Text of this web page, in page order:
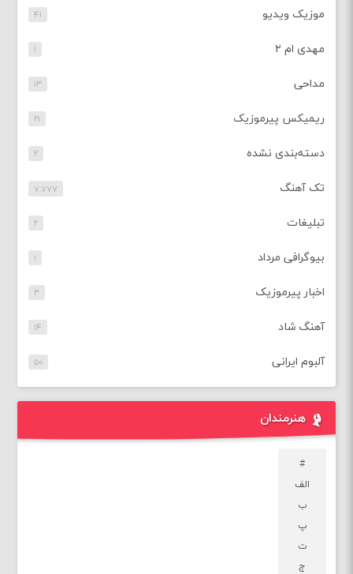
موزیک ویدیو ۴۱
مهدی ام ۲ ۱
مداحی ۱۳
ریمیکس پیرموزیک ۲۱
دسته‌بندی نشده ۲
تک آهنگ ۷,۷۷۷
تبلیغات ۲
بیوگرافی مرداد ۱
اخبار پیرموزیک ۳
آهنگ شاد ۱۴
آلبوم ایرانی ۵۰
هنرمندان
#
الف
ب
پ
ت
ج